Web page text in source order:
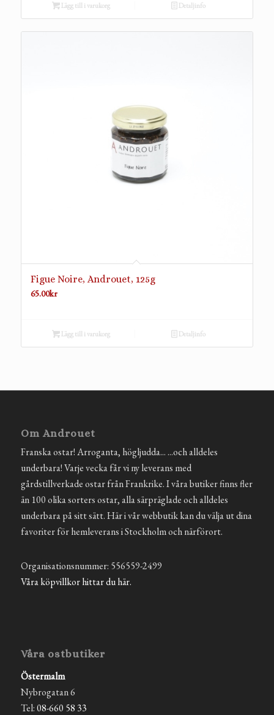
Lägg till i varukorg Detaljinfo
Figue Noire, Androuet, 125g
65.00kr
Lägg till i varukorg Detaljinfo
Om Androuet
Franska ostar! Arroganta, högljudda... ...och alldeles
underbara! Varje vecka får vi ny leverans med
gårdstillverkade ostar från Frankrike. I våra butiker finns fler
än 100 olika sorters ostar, alla särpräglade och alldeles
underbara på sitt sätt. Här i vår webbutik kan du välja ut dina
favoriter för hemleverans i Stockholm och närförort.
Organisationsnummer: 556559-2499
Våra köpvillkor hittar du här.
Våra ostbutiker
Östermalm
Nybrogatan 6
Tel:08-660 58 33